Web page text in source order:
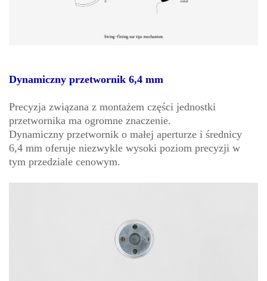
Dynamiczny przetwornik 6,4 mm
Precyzja związana z montażem części jednostki
przetwornika ma ogromne znaczenie.
Dynamiczny przetwornik o małej aperturze i średnicy
6,4 mm oferuje niezwykle wysoki poziom precyzji w
tym przedziale cenowym.